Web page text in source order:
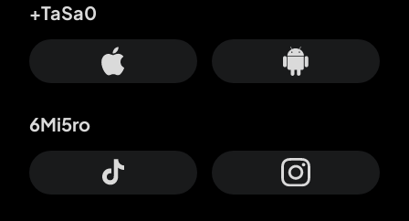
+TaSa0
6Mi5ro